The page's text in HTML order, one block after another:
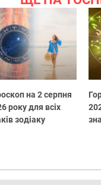
на 2 серпня
року для всіх
зодіаку